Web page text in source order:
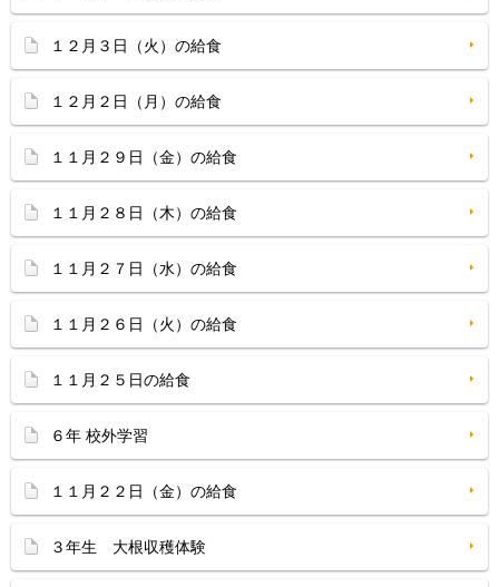
１２月３日（火）の給食
１２月２日（月）の給食
１１月２９日（金）の給食
１１月２８日（木）の給食
１１月２７日（水）の給食
１１月２６日（火）の給食
１１月２５日の給食
６年 校外学習
１１月２２日（金）の給食
３年生 大根収穫体験